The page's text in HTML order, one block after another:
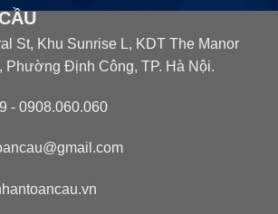
St, Khu Sunrise L, KDT The Manor
Phường Định Công, TP. Hà Nội.
- 0908.060.060